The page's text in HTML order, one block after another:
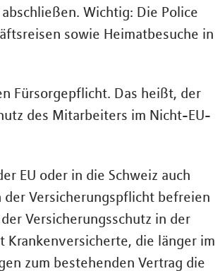
Wichtig: Die Police
sowie Heimatbesuche in
Fürsorgepflicht. Das heißt, der
des Mitarbeiters im Nicht-EU-
EU oder in die Schweiz auch
Versicherungspflicht befreien
Versicherungsschutz in der
die länger im
zum bestehenden Vertrag die